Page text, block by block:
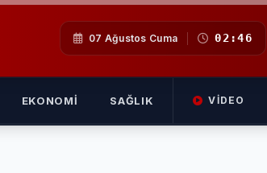
07 Ağustos Cuma 02:46
EKONOMI SAĞLIK VIDEO